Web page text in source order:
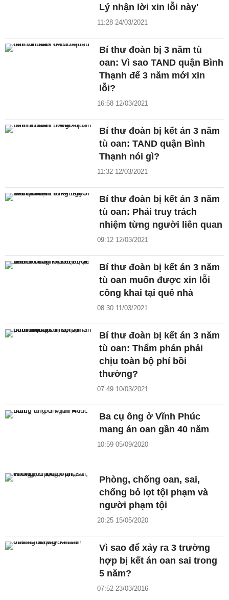
Lý nhận lời xin lỗi này'
11:28 24/03/2021
Bí thư đoàn bị 3 năm tù
oan: Vì sao TAND quận Bình
Thạnh để 3 năm mới xin
lỗi?
16:58 12/03/2021
Bí thư đoàn bị kết án 3 năm
tù oan: TAND quận Bình
Thạnh nói gì?
11:32 12/03/2021
Bí thư đoàn bị kết án 3 năm
tù oan: Phải truy trách
nhiệm từng người liên quan
09:12 12/03/2021
Bí thư đoàn bị kết án 3 năm
tù oan muốn được xin lỗi
công khai tại quê nhà
08:30 11/03/2021
Bí thư đoàn bị kết án 3 năm
tù oan: Thẩm phán phải
chịu toàn bộ phí bồi
thường?
07:49 10/03/2021
Ba cụ ông ở Vĩnh Phúc
mang án oan gần 40 năm
10:59 05/09/2020
Phòng, chống oan, sai,
chống bỏ lọt tội phạm và
người phạm tội
20:25 15/05/2020
Vì sao để xảy ra 3 trường
hợp bị kết án oan sai trong
5 năm?
07:52 23/03/2016